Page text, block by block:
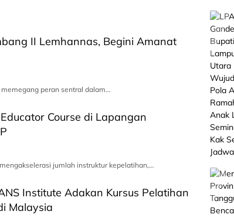
II Lemhannas, Begini Amanat
peran sentral dalam…
Course di Lapangan
jumlah instruktur kepelatihan,…
Institute Adakan Kursus Pelatihan
Malaysia